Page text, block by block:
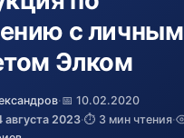
с личным
Элком
·📅 10.02.2020
августа 2023·⏱️ 3 мин чтения·